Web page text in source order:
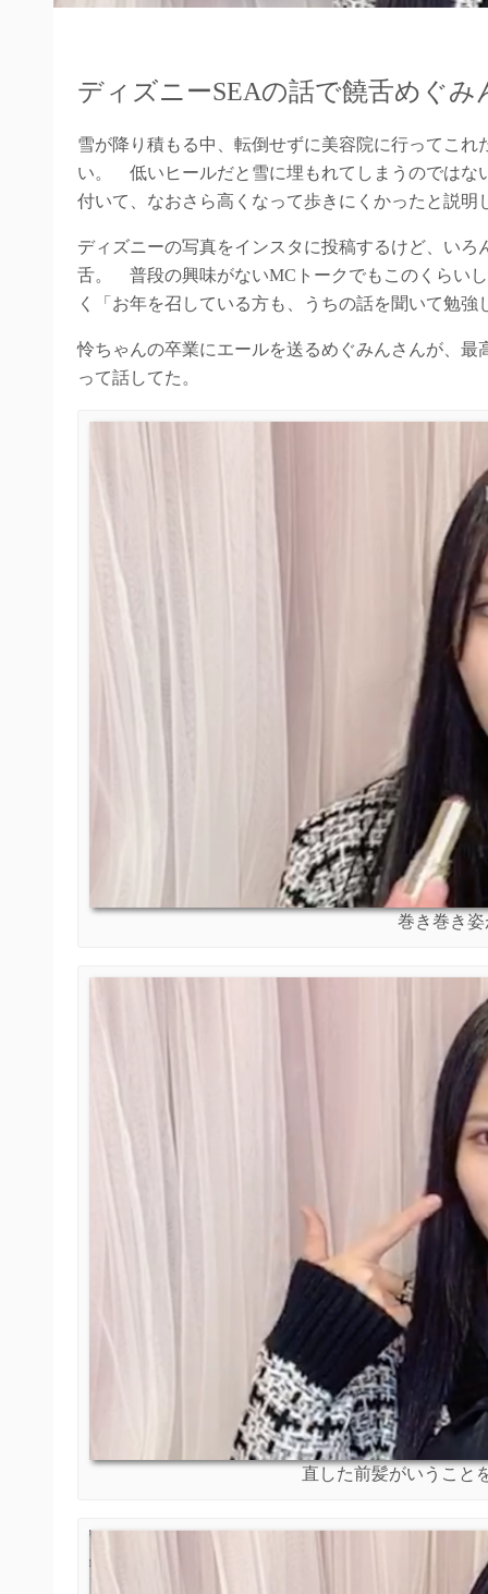
ディズニーSEAの話で饒舌めぐみ
雪が降り積もる中、転倒せずに美容院に行ってこ
い。 低いヒールだと雪に埋もれてしまうのではな
付いて、なおさら高くなって歩きにくかったと説明
ディズニーの写真をインスタに投稿するけど、い
舌。 普段の興味がないMCトークでもこのくらい
く「お年を召している方も、うちの話を聞いて勉
怜ちゃんの卒業にエールを送るめぐみんさんが、
って話してた。
巻き巻き
直した前髪がいうこと